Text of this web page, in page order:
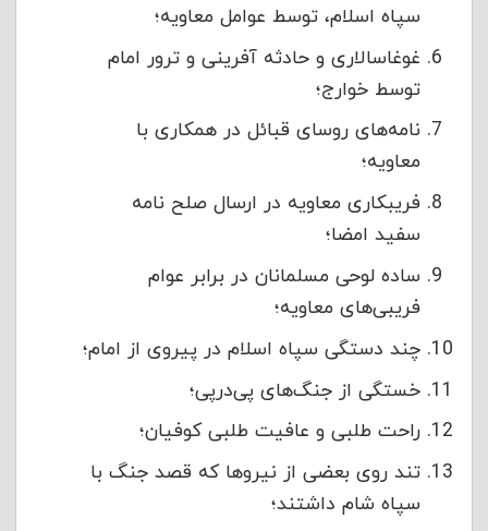
سپاه اسلام، توسط عوامل معاویه؛
غوغاسالاری و حادثه آفرینی و ترور امام
توسط خوارج؛
نامه‌های روسای قبائل در همکاری با
معاویه؛
فریبکاری معاویه در ارسال صلح نامه
سفید امضا؛
ساده لوحی مسلمانان در برابر عوام
فریبی‌های معاویه؛
چند دستگی سپاه اسلام در پیروی از امام؛
خستگی از جنگ‌های پی‌درپی؛
راحت طلبی و عافیت طلبی کوفیان؛
تند روی بعضی از نیروها که قصد جنگ با
سپاه شام داشتند؛